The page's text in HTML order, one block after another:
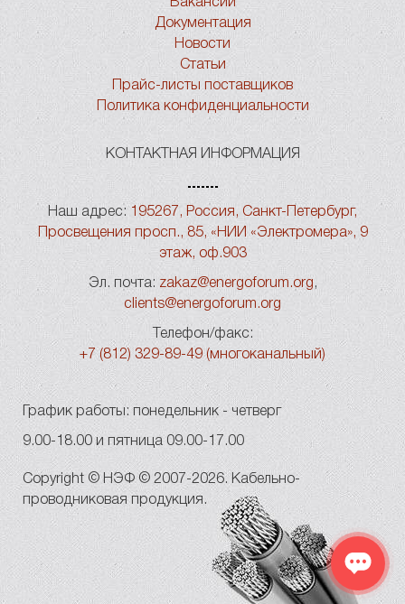
Документация
Новости
Статьи
Прайс-листы поставщиков
Политика конфиденциальности
КОНТАКТНАЯ ИНФОРМАЦИЯ
Наш адрес: 195267, Россия, Санкт-Петербург,
Просвещения просп., 85, «НИИ «Электромера», 9
этаж, оф.903
Эл. почта: zakaz@energoforum.org ,
clients@energoforum.org
Телефон/факс:
+7 (812) 329-89-49 (многоканальный)
График работы: понедельник - четверг
9.00-18.00 и пятница 09.00-17.00
Copyright © НЭФ © 2007-2026. Кабельно-
проводниковая продукция.